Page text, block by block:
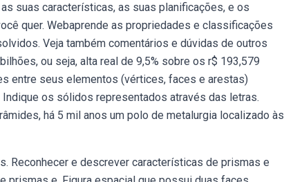
suas características, as suas planificações, e os
quer. Webaprende as propriedades e classificações
Veja também comentários e dúvidas de outros
ou seja, alta real de 9,5% sobre os r$ 193,579
entre seus elementos (vértices, faces e arestas)
os sólidos representados através das letras.
há 5 mil anos um polo de metalurgia localizado às
Reconhecer e descrever características de prismas e